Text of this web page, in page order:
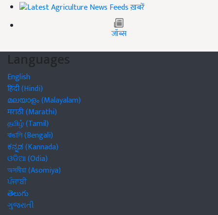
ख़बरें
जॉब्स
Languages
English
हिंदी (Hindi)
മലയാളം (Malayalam)
मराठी (Marathi)
தமிழ் (Tamil)
বাঙালি (Bengali)
ಕನ್ನಡ (Kannada)
ଓଡିଆ (Odia)
অসমীয়া (Asomiya)
ਪੰਜਾਬੀ
తెలుగు
ગુજરાતી